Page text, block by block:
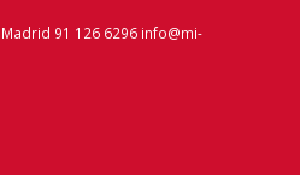
91 126 6296 info@mi-